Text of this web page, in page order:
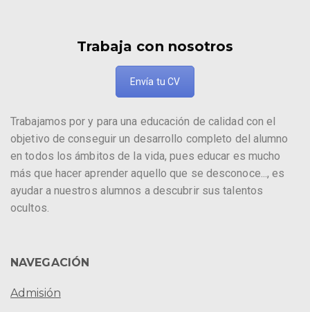
Trabaja con nosotros
Envía tu CV
Trabajamos por y para una educación de calidad con el
objetivo de conseguir un desarrollo completo del alumno
en todos los ámbitos de la vida, pues educar es mucho
más que hacer aprender aquello que se desconoce..., es
ayudar a nuestros alumnos a descubrir sus talentos
ocultos.
NAVEGACIÓN
Admisión